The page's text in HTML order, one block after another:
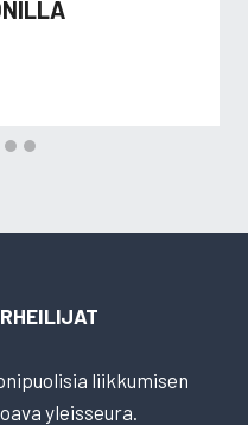
liikkumisen
yleisseura.